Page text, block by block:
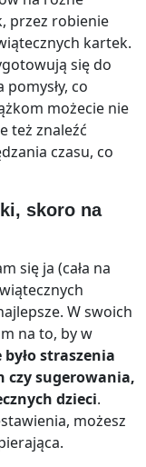
przez robienie
kartek.
się do
co
możecie nie
też znaleźć
czasu, co
skoro na
się ja (cała na
W swoich
na to, by w
było straszenia
czy sugerowania,
dzieci.
możesz